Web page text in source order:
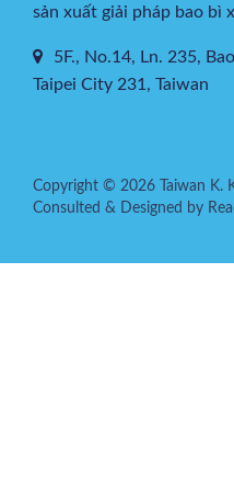
sản xuất giải pháp bao bì
5F., No.14, Ln. 235,
Taipei City 231, Taiwan
Copyright © 2026 Taiwan K.
Consulted & Designed by